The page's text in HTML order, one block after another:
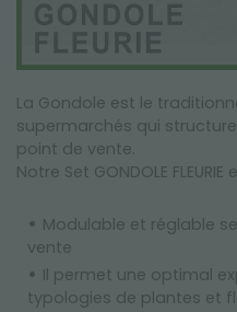
La Gondole est le
supermarchés qui
point de vente.
Notre Set GONDOLE
Modulable et réglable
vente
Il permet une optimal
typologies de plantes et